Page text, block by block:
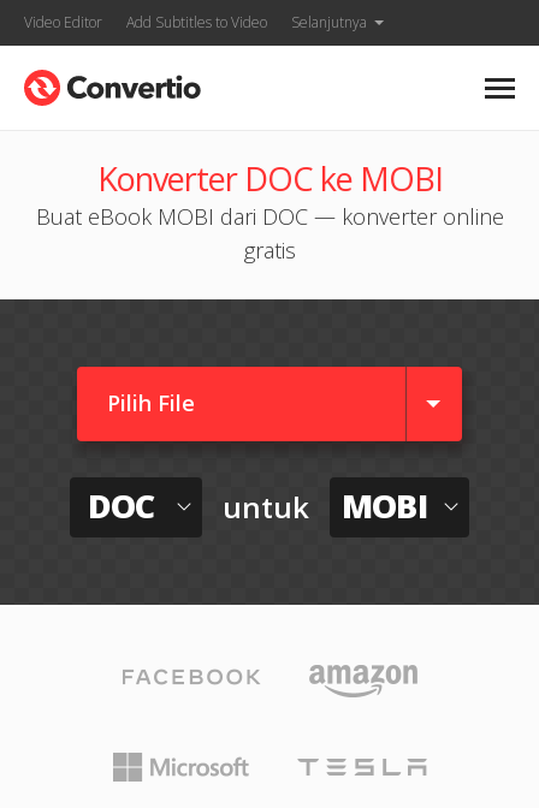
Video Editor Add Subtitles to Video Selanjutnya
Konverter DOC ke MOBI
Buat eBook MOBI dari DOC — konverter online
gratis
Pilih File
DOC untuk MOBI